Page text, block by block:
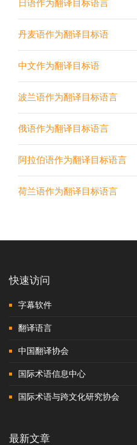
日语作为翻译目标语言
丹麦语作为翻译目标语
中文作为翻译目标语
波兰语作为翻译目标语言
俄语作为翻译目标语言
阿拉伯语作为翻译目标语言
荷兰语作为翻译目标语言
快速访问
字幕软件
翻译语言
中国翻译协会
国际术语信息中心
国际术语与跨文化研究协会
最新文章